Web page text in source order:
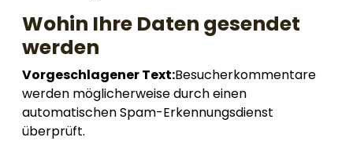
Wohin Ihre Daten gesendet
werden
Vorgeschlagener Text:Besucherkommentare
werden möglicherweise durch einen
automatischen Spam-Erkennungsdienst
überprüft.